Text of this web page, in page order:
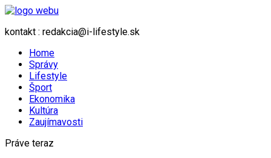
kontakt : redakcia@i-lifestyle.sk
Home
Správy
Lifestyle
Šport
Ekonomika
Kultúra
Zaujímavosti
Práve teraz